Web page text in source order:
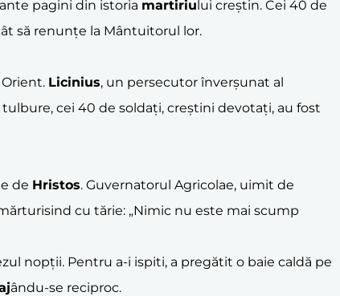
pagini din istoria martiriului creștin. Cei 40 de
să renunțe la Mântuitorul lor.
Licinius, un persecutor înverșunat al
cei 40 de soldați, creștini devotați, au fost
de Hristos. Guvernatorul Agricolae, uimit de
cu tărie: „Nimic nu este mai scump
nopții. Pentru a-i ispiti, a pregătit o baie caldă pe
ându-se reciproc.